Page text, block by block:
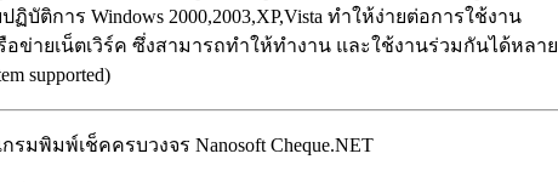
บัติการ Windows 2000,2003,XP,Vista ทำให้ง่ายต่อการใช้งาน
ข่ายเน็ตเวิร์ค ซึ่งสามารถทำให้ทำงาน และใช้งานร่วมกันได้หลาย
supported)